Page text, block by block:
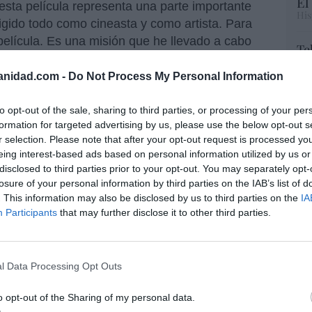
- Do Not Process My Personal Information
opt-out of the sale, sharing to third parties, or processing of your
for targeted advertising by us, please use the below opt-out
selection. Please note that after your opt-out request is processed
interest-based ads based on personal information utilized by us
to third parties prior to your opt-out. You may separately
of your personal information by third parties on the IAB’s list of
This information may also be disclosed by us to third parties on the
Participants that may further disclose it to other third parties.
Data Processing Opt Outs
opt-out of the Sharing of my personal data.
película representa una parte importante
todo como cineasta y como artista. Para
Es una misión que he llevado a cabo
la que creo que es la historia más
el director
Mel Gibson
dejara al mundo
últimas horas de Cristo de una manera tan
realismo que llevó aLa Pasión de Cristo a
o subtitulada más taquillera en la historia
la película religiosa de mayor
estrenará ‘La Pasión de Cristo:
el Viernes Santo